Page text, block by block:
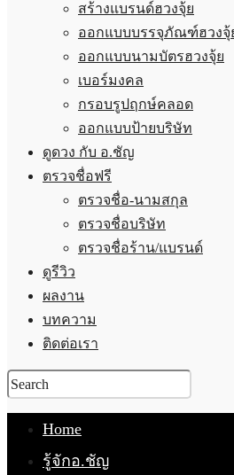
สร้างแบรนด์ฮวงจุ้ย
ออกแบบบรรจุภัณฑ์ฮวงจุ้
ออกแบบนามบัตรฮวงจุ้ย
เบอร์มงคล
กรอบรูปฤกษ์คลอด
ออกแบบป้ายบริษัท
ดูดวง กับ อ.ชัญ
ตรวจชื่อฟรี
ตรวจชื่อ-นามสกุล
ตรวจชื่อบริษัท
ตรวจชื่อร้าน/แบรนด์
ดูรีวิว
ผลงาน
บทความ
ติดต่อเรา
Home
รู้จักอ.ชัญ